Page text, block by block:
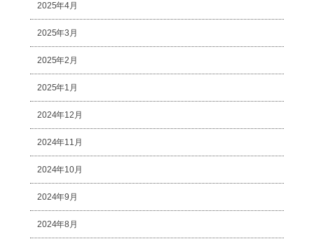
2025年4月
2025年3月
2025年2月
2025年1月
2024年12月
2024年11月
2024年10月
2024年9月
2024年8月